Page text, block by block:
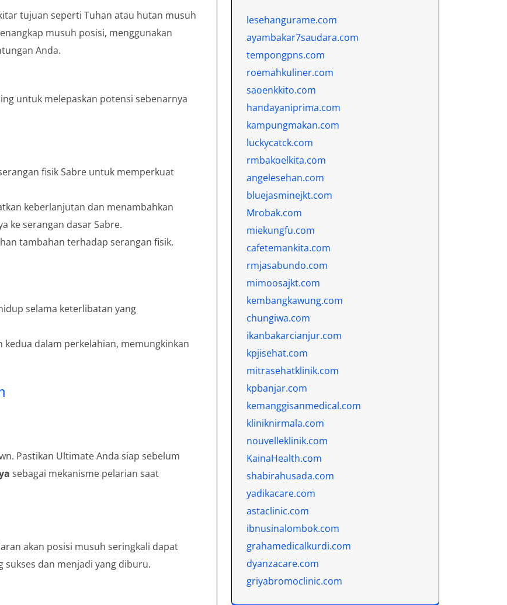
tujuan seperti Tuhan atau hutan musuh
musuh posisi, menggunakan
Anda.
untuk melepaskan potensi sebenarnya
fisik Sabre untuk memperkuat
keberlanjutan dan menambahkan
ke serangan dasar Sabre.
tambahan terhadap serangan fisik.
selama keterlibatan yang
kedua dalam perkelahian, memungkinkan
Pastikan Ultimate Anda siap sebelum
sebagai mekanisme pelarian saat
akan posisi musuh seringkali dapat
dan menjadi yang diburu.
lesehangurame.com
ayambakar7saudara.com
tempongpns.com
roemahkuliner.com
saoenkkito.com
handayaniprima.com
kampungmakan.com
luckycatck.com
rmbakoelkita.com
angelesehan.com
bluejasminejkt.com
Mrobak.com
miekungfu.com
cafetemankita.com
rmjasabundo.com
mimoosajkt.com
kembangkawung.com
chungiwa.com
ikanbakarcianjur.com
kpjisehat.com
mitrasehatklinik.com
kpbanjar.com
kemanggisanmedical.com
kliniknirmala.com
nouvelleklinik.com
KainaHealth.com
shabirahusada.com
yadikacare.com
astaclinic.com
ibnusinalombok.com
grahamedicalkurdi.com
dyanzacare.com
griyabromoclinic.com